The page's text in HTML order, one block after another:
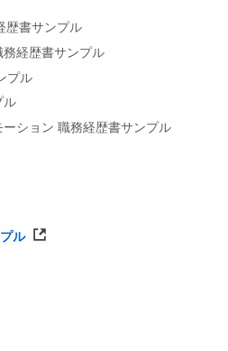
歴書サンプル
経歴書サンプル
プル
ル
ション 職務経歴書サンプル
ル